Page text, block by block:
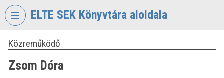
Fejléc kihagyása
ELTE SEK Könyvtára aloldala
VIDEOTORIUM
ELTE
Közreműködő
Zsom Dóra